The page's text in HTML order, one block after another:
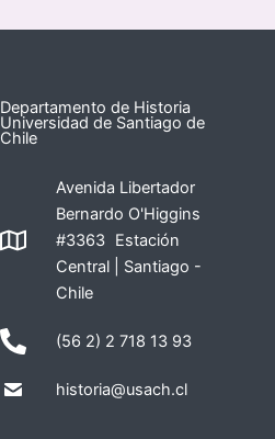
Departamento de Historia
Universidad de Santiago de
Chile
Avenida Libertador
Bernardo O'Higgins
#3363 Estación
Central | Santiago -
Chile
(56 2) 2 718 13 93
historia@usach.cl